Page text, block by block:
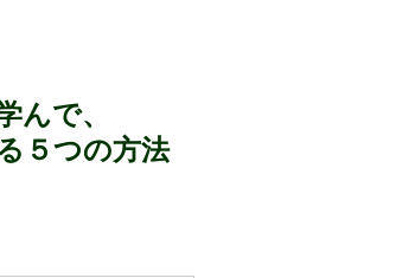
んで、
５つの方法